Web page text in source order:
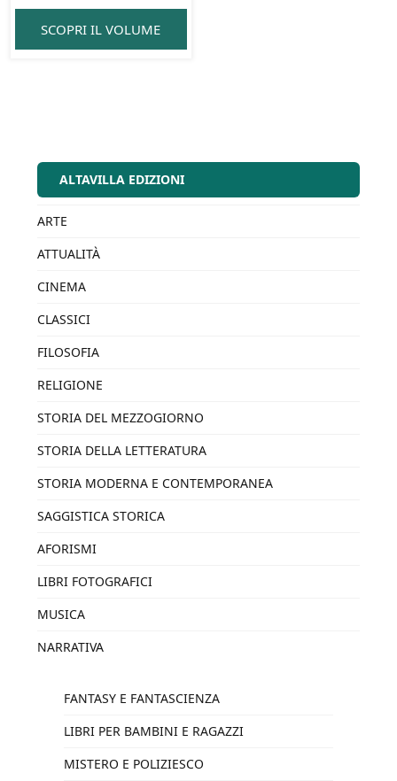
SCOPRI IL VOLUME
ALTAVILLA EDIZIONI
ARTE
ATTUALITÀ
CINEMA
CLASSICI
FILOSOFIA
RELIGIONE
STORIA DEL MEZZOGIORNO
STORIA DELLA LETTERATURA
STORIA MODERNA E CONTEMPORANEA
SAGGISTICA STORICA
AFORISMI
LIBRI FOTOGRAFICI
MUSICA
NARRATIVA
FANTASY E FANTASCIENZA
LIBRI PER BAMBINI E RAGAZZI
MISTERO E POLIZIESCO